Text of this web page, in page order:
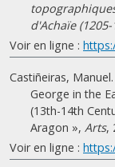
d'Achaïe (1205-
Voir en ligne :
Castiñeiras,
George in the
(13th-14th
Aragon », Arts,
Voir en ligne :